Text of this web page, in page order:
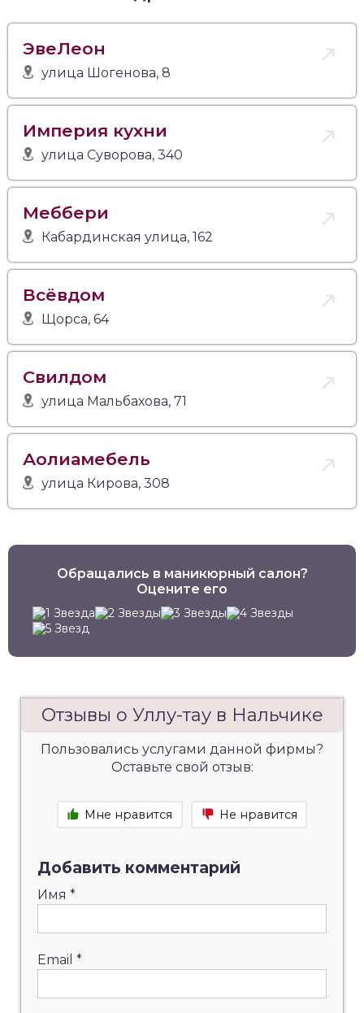
ЭвеЛеон
улица Шогенова, 8
Империя кухни
улица Суворова, 340
Меббери
Кабардинская улица, 162
Всёвдом
Щорса, 64
Свилдом
улица Мальбахова, 71
Аолиамебель
улица Кирова, 308
Обращались в маникюрный салон?
Оцените его
Отзывы о Уллу-тау в Нальчике
Пользовались услугами данной фирмы?
Оставьте свой отзыв:
Мне нравится Не нравится
Добавить комментарий
Имя *
Email *